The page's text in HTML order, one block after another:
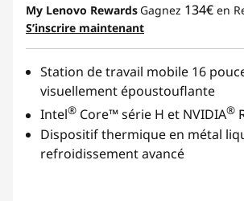
My Lenovo Rewards Gagnez 134€ en
S’inscrire maintenant
Station de travail mobile 16
visuellement époustouflante
Intel® Core™ série H et NVIDIA®
Dispositif thermique en métal
refroidissement avancé